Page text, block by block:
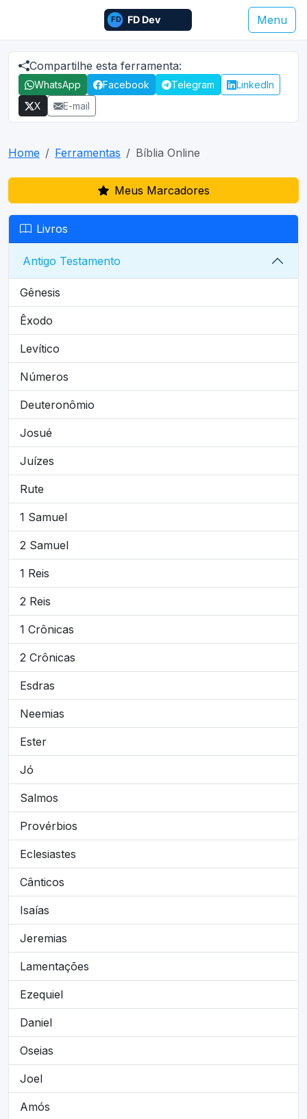
Menu
Compartilhe esta ferramenta:
WhatsApp Facebook Telegram
LinkedIn
X
E-mail
Home Ferramentas Bíblia Online
Meus Marcadores
Livros
Antigo Testamento
Gênesis
Êxodo
Levítico
Números
Deuteronômio
Josué
Juízes
Rute
1 Samuel
2 Samuel
1 Reis
2 Reis
1 Crônicas
2 Crônicas
Esdras
Neemias
Ester
Jó
Salmos
Provérbios
Eclesiastes
Cânticos
Isaías
Jeremias
Lamentações
Ezequiel
Daniel
Oseias
Joel
Amós